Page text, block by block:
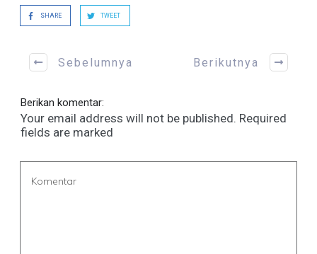
SHARE TWEET
Sebelumnya Berikutnya
Berikan komentar:
Your email address will not be published. Required
fields are marked